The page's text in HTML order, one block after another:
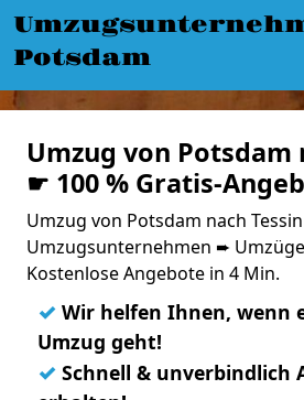
Potsdam
Umzug von Potsdam
☛ 100 % Gratis-
Umzug von Potsdam nach
Umzugsunternehmen ➨
Kostenlose Angebote in 4 Min.
✓ Wir helfen Ihnen, wenn
Umzug geht!
✓ Schnell & unverbindlich